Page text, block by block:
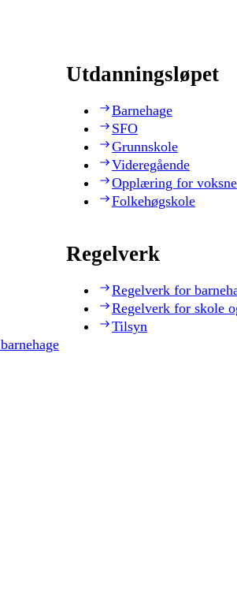
Utdanningsløpet
Barnehage
SFO
Grunnskole
Videregående
Opplæring for voksne
Folkehøgskole
Regelverk
Regelverk for
Regelverk for skole
Tilsyn